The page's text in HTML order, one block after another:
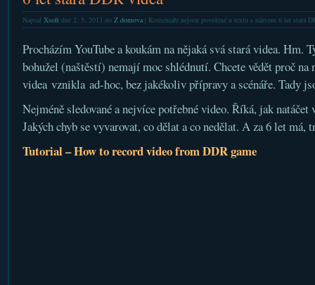
Napsal Xsoftdne 2. 5. 2013 do Z domova| Komentáře nejsou povolenéu textu s názvem 6 let stará
Procházím YouTube a koukám na nějaká svá stará videa. Hm.
bohužel (naštěstí) nemají moc shlédnutí. Chcete vědět proč na
videa vznikla ad-hoc, bez jakékoliv přípravy a scénáře. Tady
Nejméně sledované a nejvíce potřebné video. Říká, jak
Jakých chyb se vyvarovat, co dělat a co nedělat. A za 6 let má,
Tutorial – How to record video from DDR game